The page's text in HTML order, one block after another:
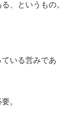
、というもの。
いる営みであ
。